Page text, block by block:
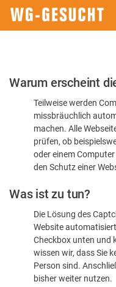
Bitte
dass
sind
Warum erscheint
Teilweise werden
missbräuchlich
machen. Alle
prüfen, ob
oder einem
den Schutz einer
Was ist zu tun?
Die Lösung des
Website
Checkbox unten und
wissen wir, dass Sie
Person sind.
bisher weiter nutzen.